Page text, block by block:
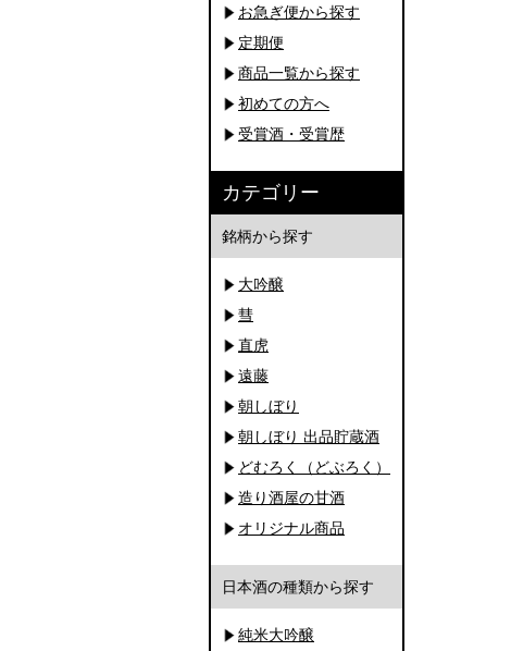
お急ぎ便から探す
定期便
商品一覧から探す
初めての方へ
受賞酒・受賞歴
カテゴリー
銘柄から探す
大吟醸
彗
直虎
遠藤
朝しぼり
朝しぼり 出品貯蔵酒
どむろく（どぶろく）
造り酒屋の甘酒
オリジナル商品
日本酒の種類から探す
純米大吟醸